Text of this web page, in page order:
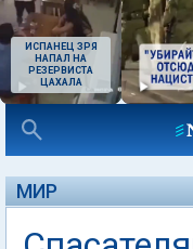
ИСПАНЕЦ ЗРЯ
НАПАЛ НА
РЕЗЕРВИСТА
ЦАХАЛА
МИР